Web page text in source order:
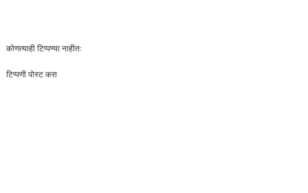
कोणत्याही टिप्पण्‍या नाहीत:
टिप्पणी पोस्ट करा